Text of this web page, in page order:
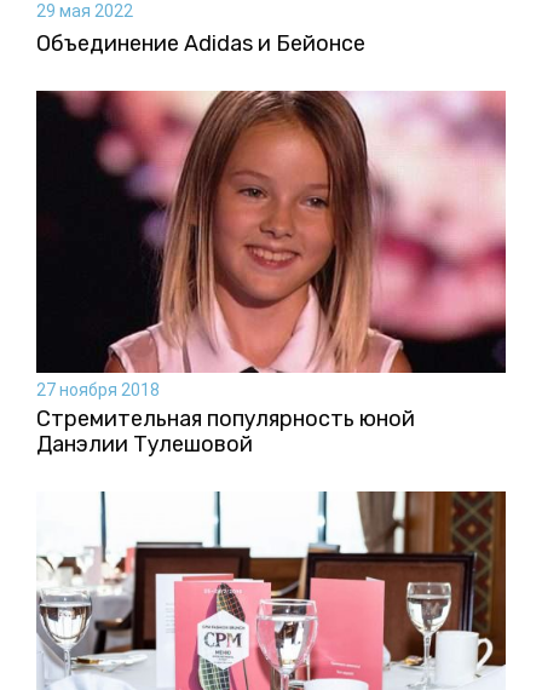
29 мая 2022
Объединение Adidas и Бейонсе
27 ноября 2018
Стремительная популярность юной
Данэлии Тулешовой